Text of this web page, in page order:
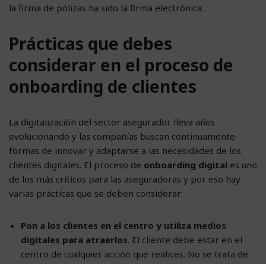
la firma de pólizas ha sido la firma electrónica.
Prácticas que debes
considerar en el proceso de
onboarding de clientes
La digitalización del sector asegurador lleva años
evolucionando y las compañías buscan continuamente
formas de innovar y adaptarse a las necesidades de los
clientes digitales. El proceso de onboarding digital es uno
de los más críticos para las aseguradoras y por eso hay
varias prácticas que se deben considerar:
Pon a los clientes en el centro y utiliza medios
digitales para atraerlos. El cliente debe estar en el
centro de cualquier acción que realices. No se trata de